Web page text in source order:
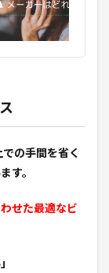
の手間を省く
す。
せた最適なビ